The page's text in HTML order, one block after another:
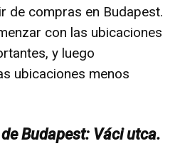
de compras en Budapest.
con las ubicaciones
y luego
ubicaciones menos
Budapest: Váci utca.